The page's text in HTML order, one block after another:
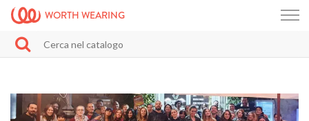
WORTH WEARING